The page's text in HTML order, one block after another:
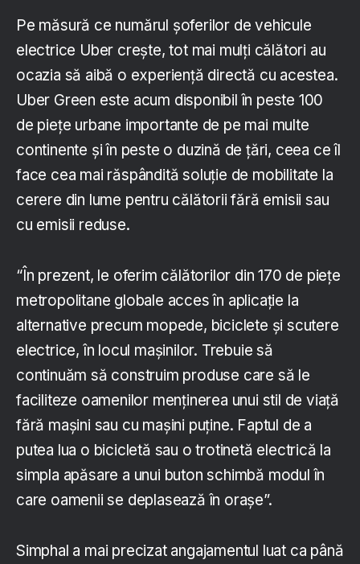
Pe măsură ce numărul șoferilor de vehicule
electrice Uber crește, tot mai mulți călători au
ocazia să aibă o experiență directă cu acestea.
Uber Green este acum disponibil în peste 100
de piețe urbane importante de pe mai multe
continente și în peste o duzină de țări, ceea ce îl
face cea mai răspândită soluție de mobilitate la
cerere din lume pentru călătorii fără emisii sau
cu emisii reduse.
“În prezent, le oferim călătorilor din 170 de piețe
metropolitane globale acces în aplicație la
alternative precum mopede, biciclete și scutere
electrice, în locul mașinilor. Trebuie să
continuăm să construim produse care să le
faciliteze oamenilor menținerea unui stil de viață
fără mașini sau cu mașini puține. Faptul de a
putea lua o bicicletă sau o trotinetă electrică la
simpla apăsare a unui buton schimbă modul în
care oamenii se deplasează în orașe”.
Simphal a mai precizat angajamentul luat ca până